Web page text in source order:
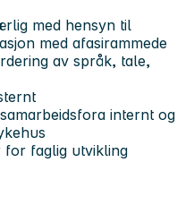
med hensyn til
med afasirammede
av språk, tale,
internt og
for faglig utvikling